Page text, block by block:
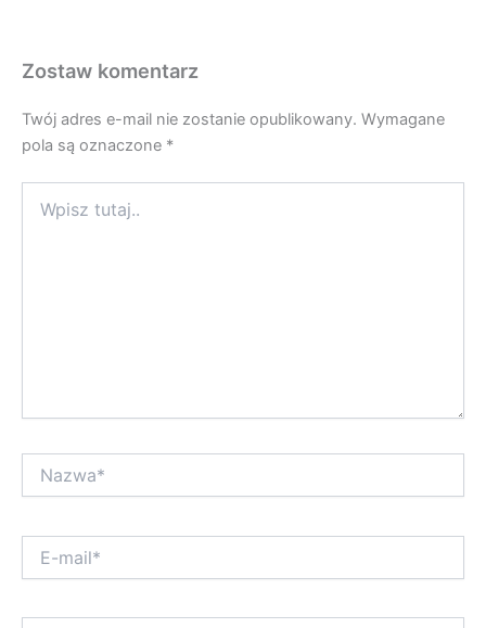
Zostaw komentarz
Twój adres e-mail nie zostanie opublikowany. Wymagane
pola są oznaczone *
tutaj..
mail*